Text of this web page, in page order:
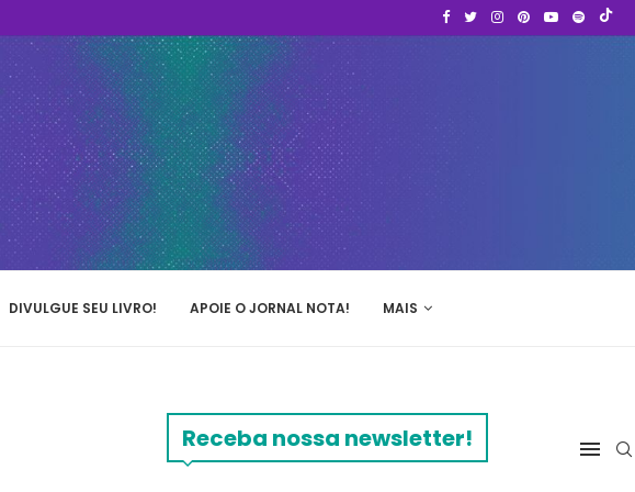
DIVULGUE SEU LIVRO! APOIE O JORNAL NOTA! MAIS
Receba nossa newsletter!